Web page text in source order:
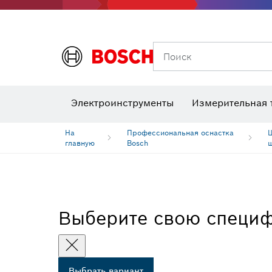
Поиск
Электроинструменты Измерительная
На
главную
Профессиональная оснастка
Bosch
Выберите свою